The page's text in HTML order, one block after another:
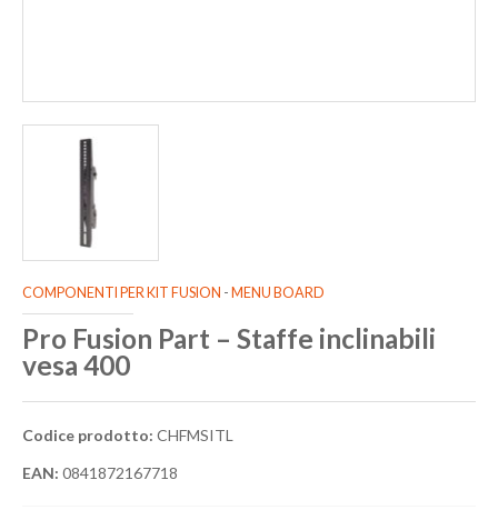
COMPONENTI PER KIT FUSION - MENU BOARD
Pro Fusion Part – Staffe inclinabili
vesa 400
Codice prodotto: CHFMSITL
EAN: 0841872167718